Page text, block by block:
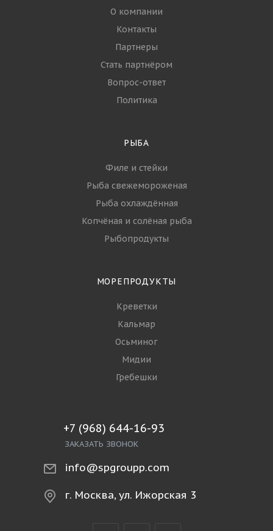
О компании
Контакты
Партнеры
Стать партнёром
Вопрос-ответ
Политика
РЫБА
Филе и стейки
Рыба свежемороженая
Рыба охлаждённая
Копчёная и солёная рыба
Рыбопродукты
МОРЕПРОДУКТЫ
Креветки
Кальмар
Осьминог
Мидии
Гребешки
+7 (968) 644-16-93
ЗАКАЗАТЬ ЗВОНОК
info@spgroupp.com
г. Москва, ул. Ижорская 3